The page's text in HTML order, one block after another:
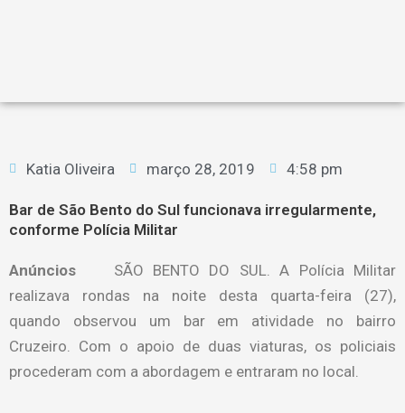
Katia Oliveira março 28, 2019 4:58 pm
Bar de São Bento do Sul funcionava irregularmente,
conforme Polícia Militar
Anúncios
SÃO BENTO DO SUL. A Polícia Militar
realizava rondas na noite desta quarta-feira (27),
quando observou um bar em atividade no bairro
Cruzeiro. Com o apoio de duas viaturas, os policiais
procederam com a abordagem e entraram no local.